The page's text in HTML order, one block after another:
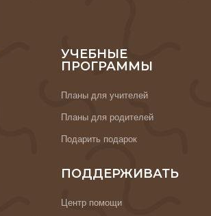
УЧЕБНЫЕ
ПРОГРАММЫ
Планы для учителей
Планы для родителей
Подарить подарок
ПОДДЕРЖИВАТЬ
Центр помощи